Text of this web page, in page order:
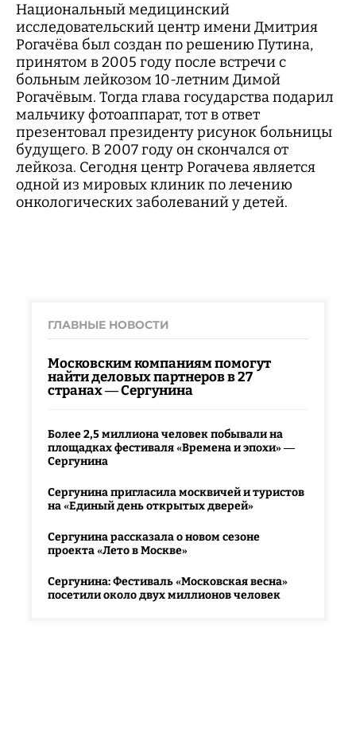
Национальный медицинский
исследовательский центр имени Дмитрия
Рогачёва был создан по решению Путина,
принятом в 2005 году после встречи с
больным лейкозом 10-летним Димой
Рогачёвым. Тогда глава государства подарил
мальчику фотоаппарат, тот в ответ
презентовал президенту рисунок больницы
будущего. В 2007 году он скончался от
лейкоза. Сегодня центр Рогачева является
одной из мировых клиник по лечению
онкологических заболеваний у детей.
ГЛАВНЫЕ НОВОСТИ
Московским компаниям помогут
найти деловых партнеров в 27
странах — Сергунина
Более 2,5 миллиона человек побывали на
площадках фестиваля «Времена и эпохи» —
Сергунина
Сергунина пригласила москвичей и туристов
на «Единый день открытых дверей»
Сергунина рассказала о новом сезоне
проекта «Лето в Москве»
Сергунина: Фестиваль «Московская весна»
посетили около двух миллионов человек